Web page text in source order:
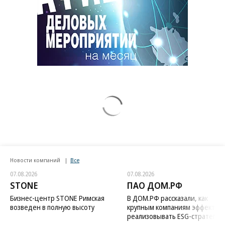
Новости компаний Все
07.08.2026
STONE
Бизнес-центр STONE Римская
возведен в полную высоту
07.08.2026
ПАО ДОМ.РФ
В ДОМ.РФ рассказали, как
крупным компаниям
реализовывать ESG-стратегию